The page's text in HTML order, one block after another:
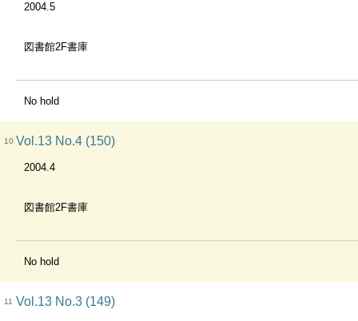
2004.5
図書館2F書庫
No hold
10 Vol.13 No.4 (150)
2004.4
図書館2F書庫
No hold
11 Vol.13 No.3 (149)